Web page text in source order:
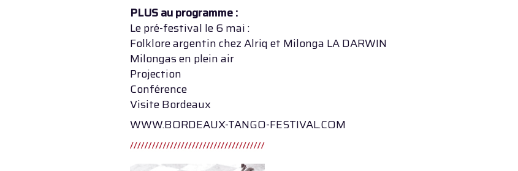
PLUS au programme :
Le pré-festival le 6 mai :
Folklore argentin chez Alriq et Milonga LA DARWIN
Milongas en plein air
Projection
Conférence
Visite Bordeaux
WWW.BORDEAUX-TANGO-FESTIVAL.COM